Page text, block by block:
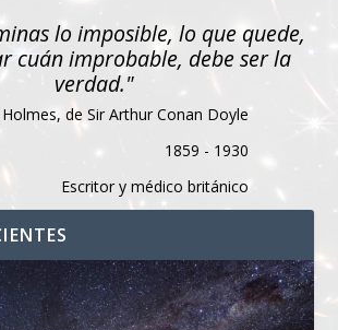
lo imposible, lo que quede,
cuán improbable, debe ser la
verdad."
de Sir Arthur Conan Doyle
1859 - 1930
Escritor y médico británico